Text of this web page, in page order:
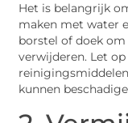
Het is belangrijk
maken met water
borstel of doek
verwijderen. Let
kunnen